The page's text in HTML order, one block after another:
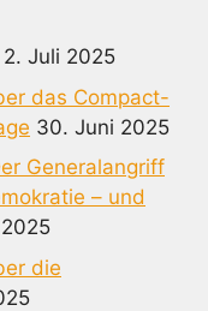
2. Juli 2025
das Compact-
30. Juni 2025
Generalangriff
– und
die